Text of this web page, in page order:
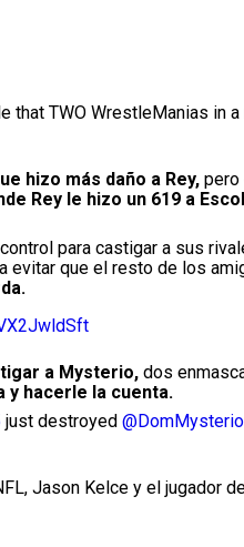
that TWO WrestleManias in
hizo más daño a Rey, pero
Rey le hizo un 619 a
para castigar a sus
evitar que el resto de los
a Mysterio, dos
y hacerle la cuenta.
just destroyed
Jason Kelce y el jugador